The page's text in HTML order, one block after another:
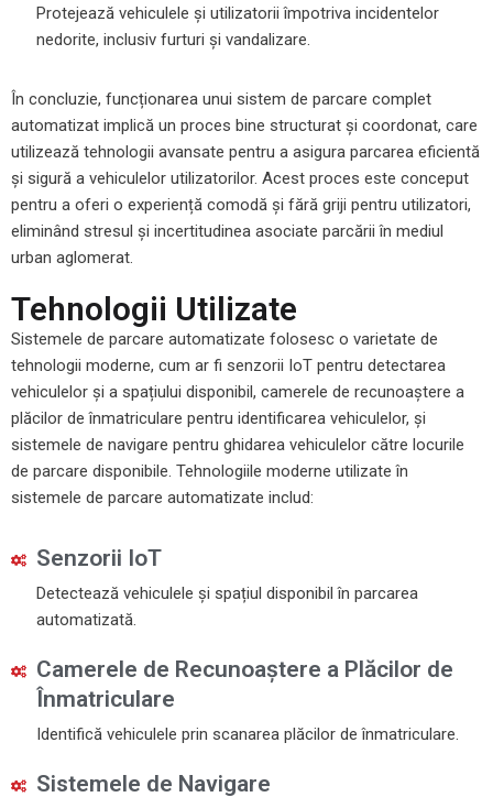
Protejează vehiculele și utilizatorii împotriva incidentelor
nedorite, inclusiv furturi și vandalizare.
În concluzie, funcționarea unui sistem de parcare complet
automatizat implică un proces bine structurat și coordonat, care
utilizează tehnologii avansate pentru a asigura parcarea eficientă
și sigură a vehiculelor utilizatorilor. Acest proces este conceput
pentru a oferi o experiență comodă și fără griji pentru utilizatori,
eliminând stresul și incertitudinea asociate parcării în mediul
urban aglomerat.
Tehnologii Utilizate
Sistemele de parcare automatizate folosesc o varietate de
tehnologii moderne, cum ar fi senzorii IoT pentru detectarea
vehiculelor și a spațiului disponibil, camerele de recunoaștere a
plăcilor de înmatriculare pentru identificarea vehiculelor, și
sistemele de navigare pentru ghidarea vehiculelor către locurile
de parcare disponibile. Tehnologiile moderne utilizate în
sistemele de parcare automatizate includ:
Senzorii IoT
Detectează vehiculele și spațiul disponibil în parcarea
automatizată.
Camerele de Recunoaștere a Plăcilor de
Înmatriculare
Identifică vehiculele prin scanarea plăcilor de înmatriculare.
Sistemele de Navigare